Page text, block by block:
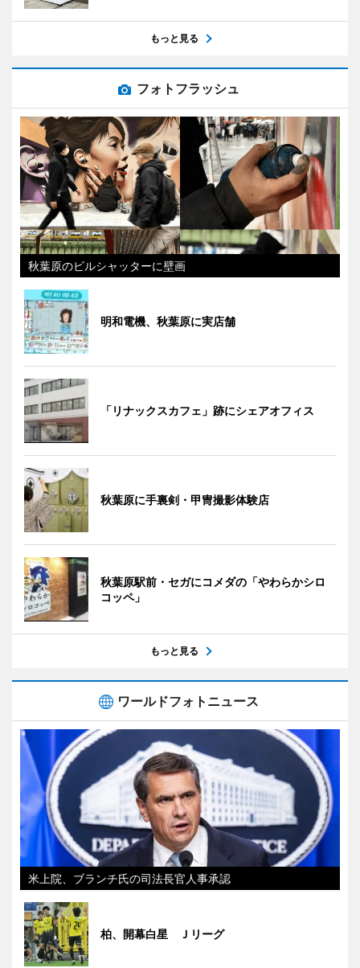
もっと見る
フォトフラッシュ
秋葉原のビルシャッターに壁画
明和電機、秋葉原に実店舗
「リナックスカフェ」跡にシェアオフィス
秋葉原に手裏剣・甲冑撮影体験店
秋葉原駅前・セガにコメダの「やわらかシロ
コッペ」
もっと見る
ワールドフォトニュース
米上院、ブランチ氏の司法長官人事承認
柏、開幕白星 Ｊリーグ